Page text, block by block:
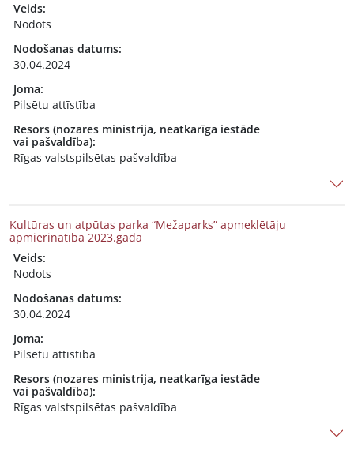
Veids:
Nodots
Nodošanas datums:
30.04.2024
Joma:
Pilsētu attīstība
Resors (nozares ministrija, neatkarīga iestāde
vai pašvaldība):
Rīgas valstspilsētas pašvaldība
Kultūras un atpūtas parka “Mežaparks” apmeklētāju
apmierinātība 2023.gadā
Veids:
Nodots
Nodošanas datums:
30.04.2024
Joma:
Pilsētu attīstība
Resors (nozares ministrija, neatkarīga iestāde
vai pašvaldība):
Rīgas valstspilsētas pašvaldība